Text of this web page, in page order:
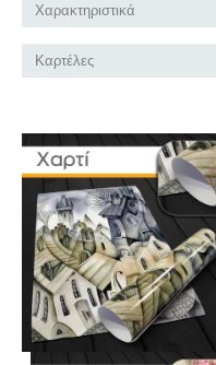
Χαρακτηριστικά
Καρτέλες